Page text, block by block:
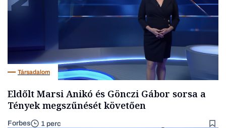
Társadalom
Eldőlt Marsi Anikó és Gönczi Gábor sorsa a
Tények megszűnését követően
Forbes 1 perc